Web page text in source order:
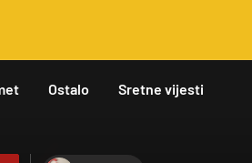
Ostalo Sretne vijesti